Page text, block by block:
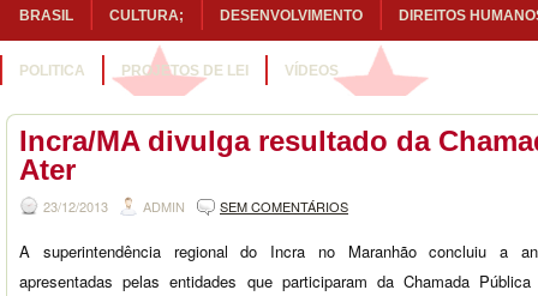
BRASIL CULTURA; DESENVOLVIMENTO DIREITOS
POLITICA PROJETOS DE LEI VÍDEOS
Incra/MA divulga resultado da
Ater
23/12/2013 ADMIN SEM COMENTÁRIOS
A superintendência regional do Incra no Maranhão concluiu a
apresentadas pelas entidades que participaram da Chamada